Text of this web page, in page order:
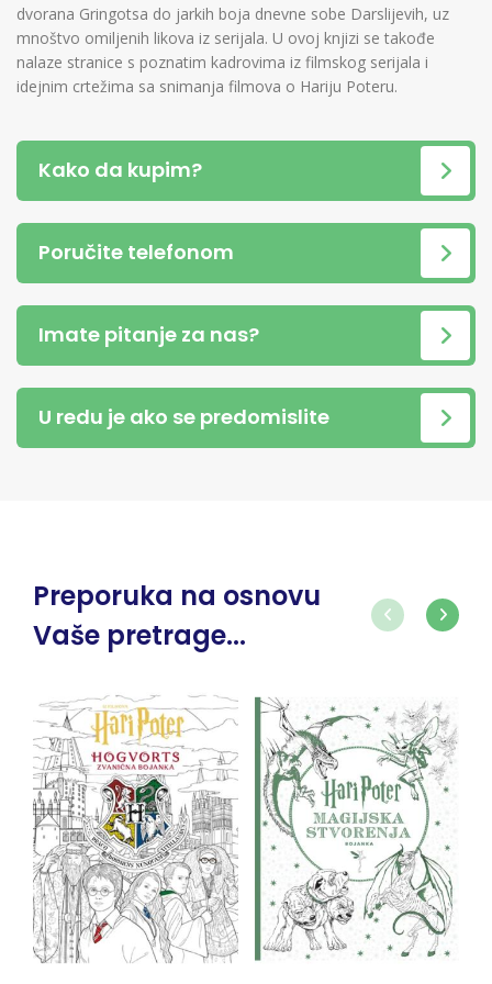
dvorana Gringotsa do jarkih boja dnevne sobe Darslijevih, uz
mnoštvo omiljenih likova iz serijala. U ovoj knjizi se takođe
nalaze stranice s poznatim kadrovima iz filmskog serijala i
idejnim crtežima sa snimanja filmova o Hariju Poteru.
Kako da kupim?
Poručite telefonom
Imate pitanje za nas?
U redu je ako se predomislite
Preporuka na osnovu
Vaše pretrage...